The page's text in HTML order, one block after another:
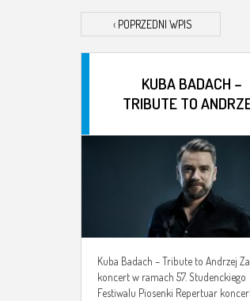
‹ POPRZEDNI WPIS
KUBA BADACH –
TRIBUTE TO
Kuba Badach – Tribute to Andrzej
koncert w ramach 57. Studenckiego
Festiwalu Piosenki Repertuar